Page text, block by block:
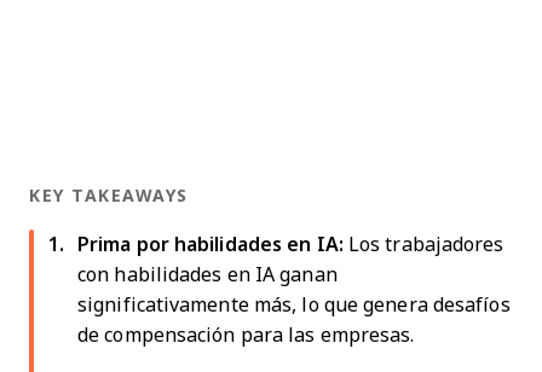
KEY TAKEAWAYS
Prima por habilidades en IA: Los trabajadores
con habilidades en IA ganan
significativamente más, lo que genera desafíos
de compensación para las empresas.